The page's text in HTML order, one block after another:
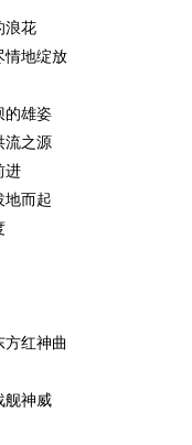
浪花
情地绽放
的雄姿
流之源
进
地而起
方红神曲
舰神威